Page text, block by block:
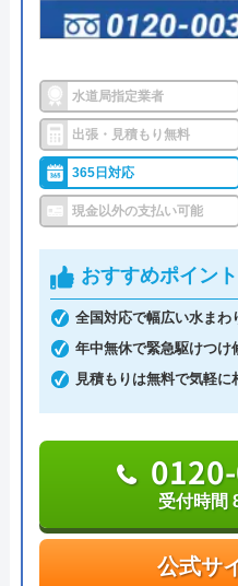
アトム電器チェーン
入と施工をお願いし
一見客は取り扱いで
ページは完全に誇大
Google
拠点数2270店舗と日本
で対応をしています。
水トラブルの不安もすぐ
調整作業のみであれば
わせから見積もりまで
ずは電話相談をしてみ
日本全国の水トラブル
車はトイレのみならず
どにも対応してくれる
シャリストです。
おすすめポイントとし
は240万件以上と豊富な
で業者を手配してくれ
けしてくれるところです
水道局指定業者
出張・見積もり無料
365日対応
現金以外の支払い可能
おすすめポイント
全国対応で幅広い水まわ
年中無休で緊急駆けつけ
見積もりは無料で気軽に
公式サ
受付時間